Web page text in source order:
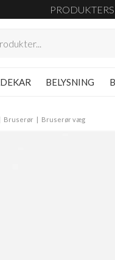
PRODUKTER
BELYSNING
Bruserør Bruserør væg